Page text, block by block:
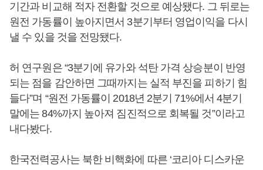
기간과 비교해 적자 전환할 것으로 예상됐다. 그 뒤로는
원전 가동률이 높아지면서 3분기부터 영업이익을 다시
낼 수 있을 것을 전망됐다.
허 연구원은 “3분기에 유가와 석탄 가격 상승분이 반영
되는 점을 감안하면 그때까지는 실적 부진을 피하기 힘
들다”며 “원전 가동률이 2018년 2분기 71%에서 4분기
말에는 84%까지 높아져 짐진적으로 회복될 것”이라고
내다봤다.
한국전력공사는 북한 비핵화에 따른 ‘코리아 디스카운